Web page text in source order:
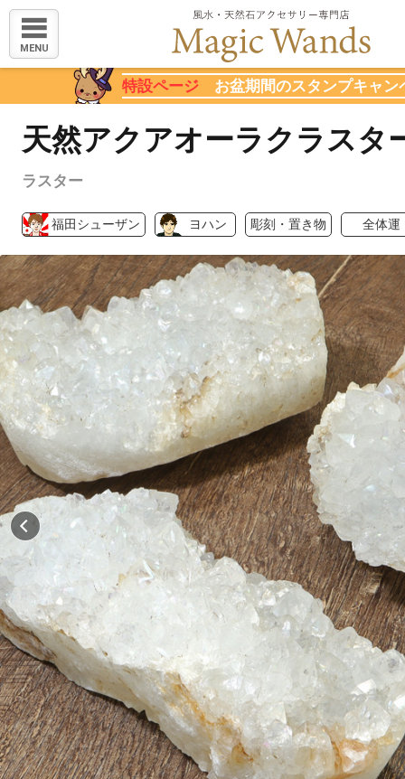
MENU
特設ページ お盆期間のスタンプキャン
天然アクアオーラクラスタ
ラスター
福田シューザン ヨハン 彫刻・置き物 全体運